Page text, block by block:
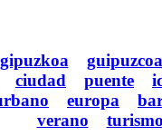
gipuzkoa guipuzcoa
ciudad puente
europa
verano
turismo